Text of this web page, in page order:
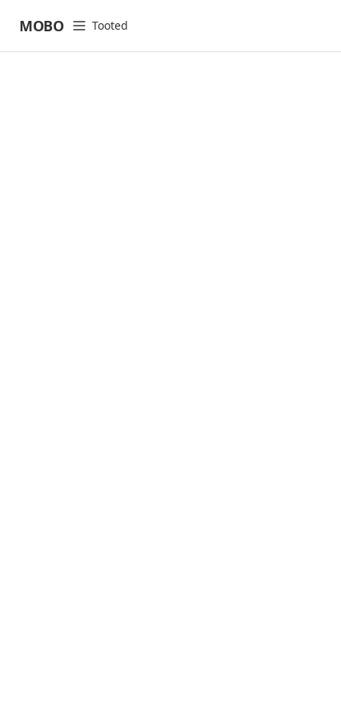
MOBO open navigation menu
Tooted